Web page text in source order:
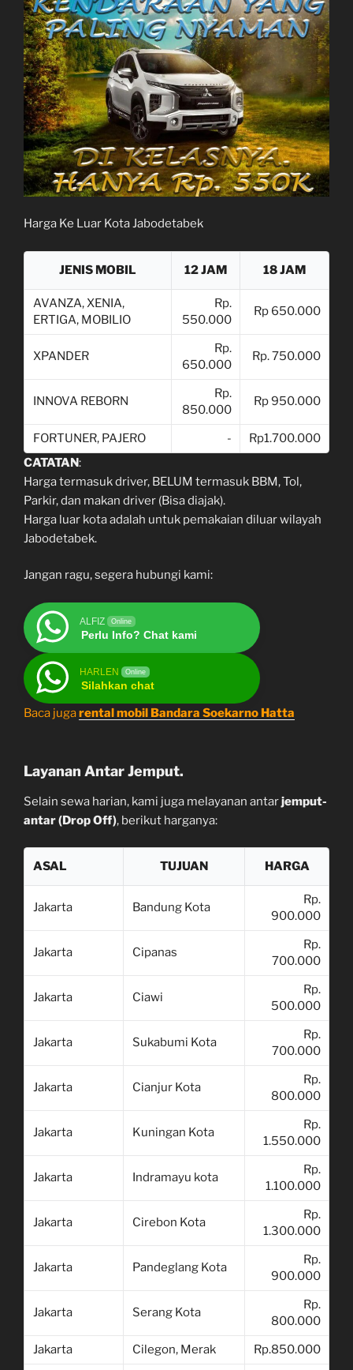
Harga Ke Luar Kota Jabodetabek
JENIS MOBIL 12 JAM 18 JAM
AVANZA, XENIA,
ERTIGA, MOBILIO
Rp.
550.000
Rp 650.000
XPANDER
Rp.
650.000
Rp. 750.000
INNOVA REBORN
Rp.
850.000
Rp 950.000
FORTUNER, PAJERO -
Rp1.700.000
CATATAN:
Harga termasuk driver, BELUM termasuk BBM, Tol,
Parkir, dan makan driver (Bisa diajak).
Harga luar kota adalah untuk pemakaian diluar wilayah
Jabodetabek.
Jangan ragu, segera hubungi kami:
ALFIZ Online
Perlu Info? Chat kami
HARLEN Online
Silahkan chat
Baca jugarental mobil Bandara Soekarno Hatta
Layanan Antar Jemput.
Selain sewa harian, kami juga melayanan antarjemput-
antar (Drop Off), berikut harganya:
ASAL TUJUAN HARGA
Jakarta Bandung Kota
Rp.
900.000
Jakarta Cipanas
Rp.
700.000
Jakarta Ciawi
Rp.
500.000
Jakarta Sukabumi Kota
Rp.
700.000
Jakarta Cianjur Kota
Rp.
800.000
Jakarta Kuningan Kota
Rp.
1.550.000
Jakarta Indramayu kota
Rp.
1.100.000
Jakarta Cirebon Kota
Rp.
1.300.000
Jakarta Pandeglang Kota
Rp.
900.000
Jakarta Serang Kota
Rp.
800.000
Jakarta
Cilegon, Merak Rp.850.000